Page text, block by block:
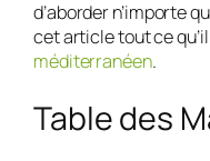
d’aborder n’importe
cet article tout ce qu’il
méditerranéen.
Table des